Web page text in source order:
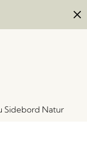
Sidebord Natur